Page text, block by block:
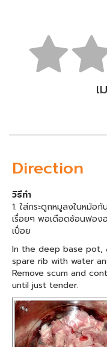
Direction
วิธีทำ
1. ใส่กระดูกหมูลงในหม้อ
เรื่อยๆ พอเดือดช้อนฟองอ
เปื่อย
In the deep base pot,
spare rib with water
Remove scum and
until just tender.